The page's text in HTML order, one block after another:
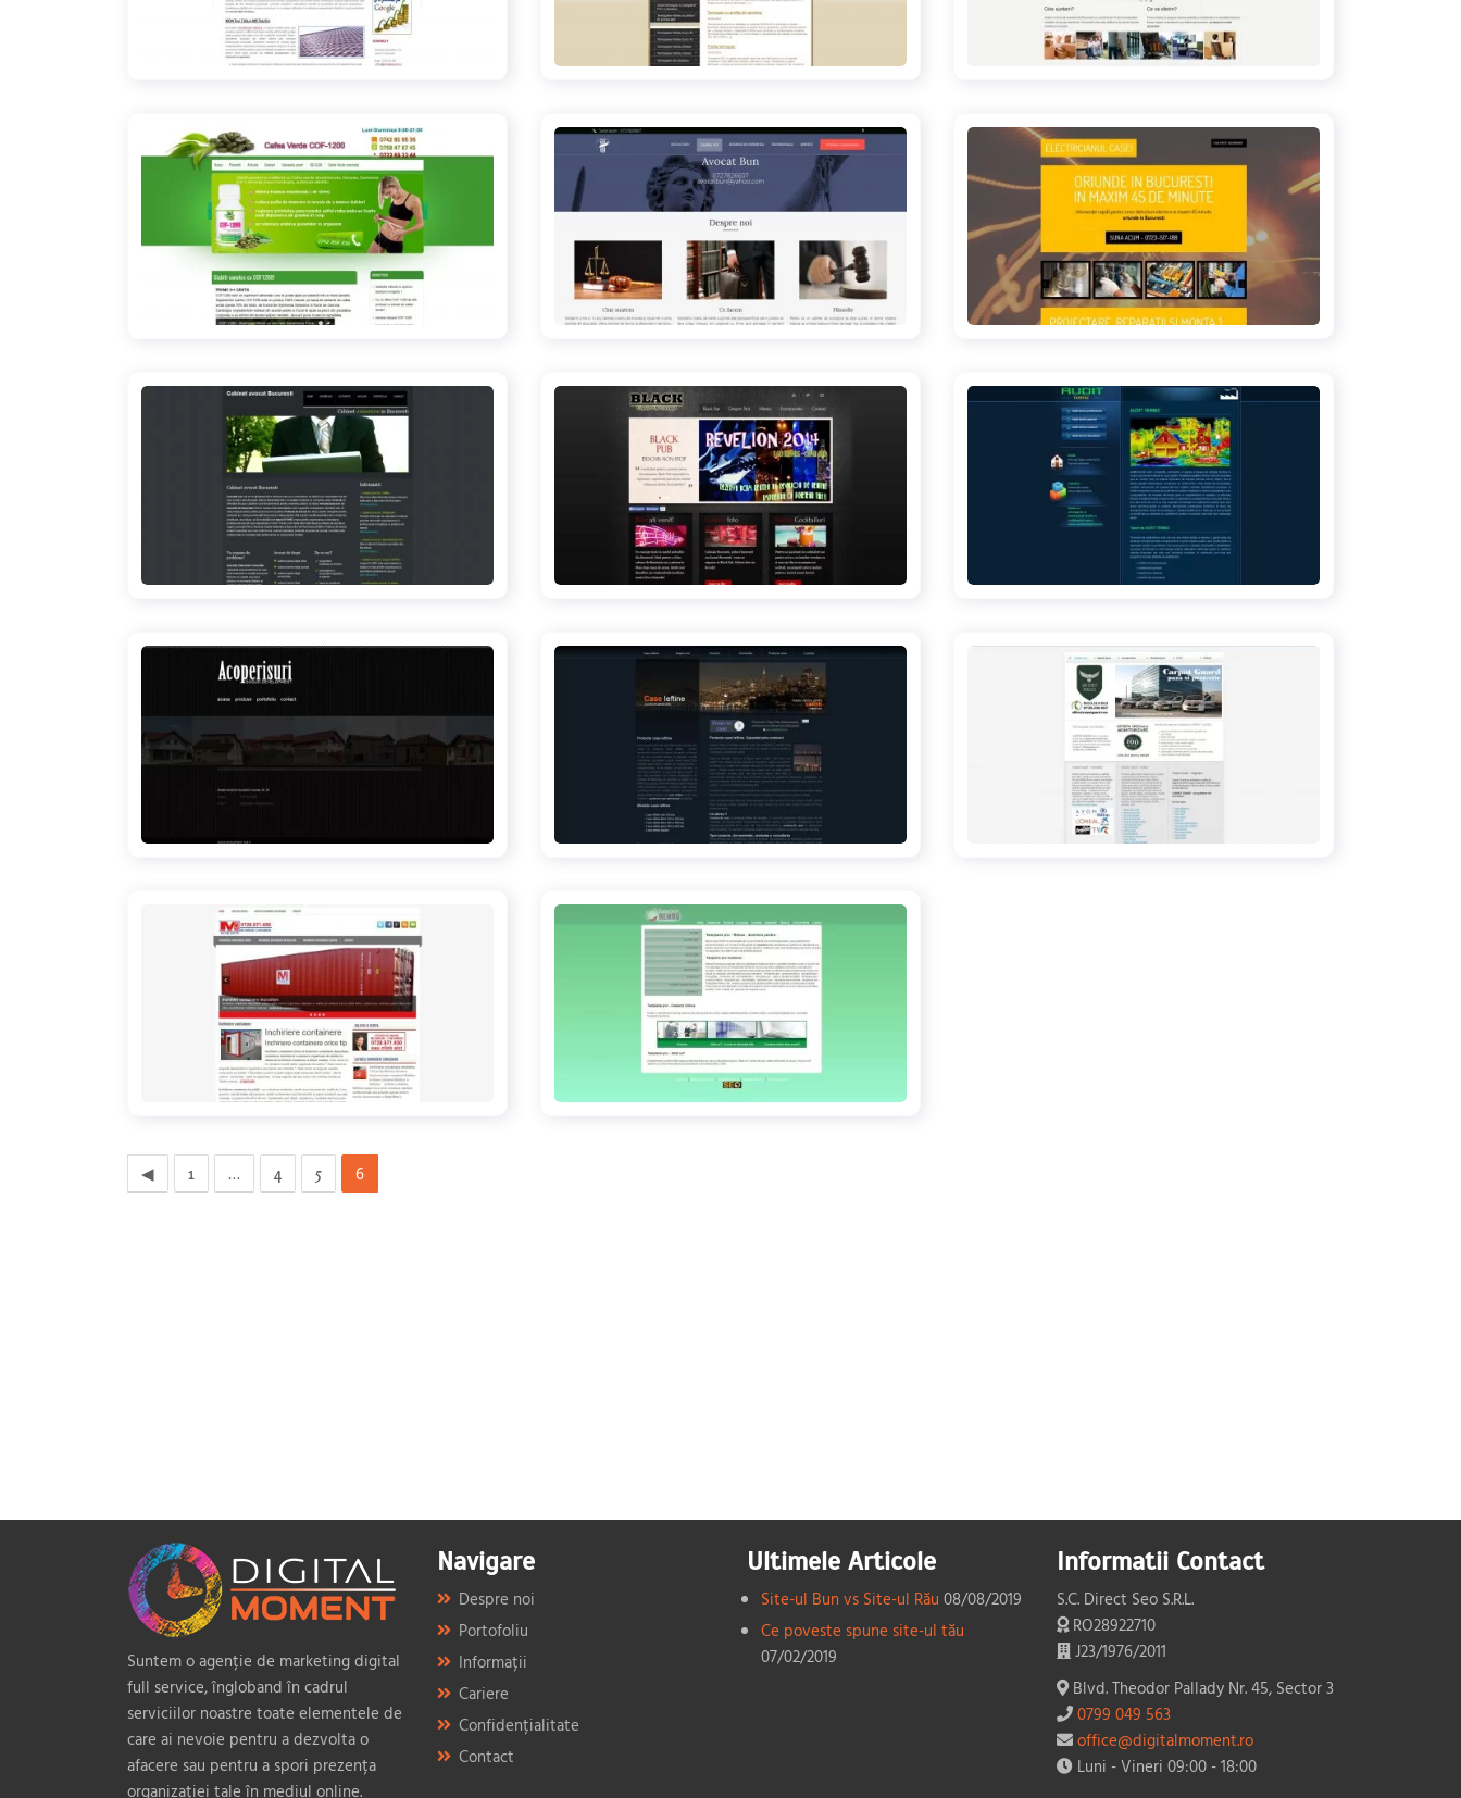
acoperisuri-montaj-tigla-metalica.ro termopan-termopane.ro expert-mutari.ro
cafea-verde-slabire.ro avocatbun.net electricianul-casei.ro
cabinet-avocat-romania.ro blackpub.ro audit-termic.ro
proiecte-case-ieftine.ro firma-paza-si-protectie.ro
inchiriere-containere.ro tamplarierehau.ro
◀ 1 … 4 5 6
Suntem o agenție de marketing digital
full service, îngloband în cadrul
serviciilor noastre toate elementele de
care ai nevoie pentru a dezvolta o
afacere sau pentru a spori prezența
organizației tale în mediul online.
Navigare
Despre noi
Portofoliu
Informații
Cariere
Confidențialitate
Contact
Ultimele Articole
Site-ul Bun vs Site-ul Rău 08/08/2019
Ce poveste spune site-ul tău
07/02/2019
Informatii Contact
S.C. Direct Seo S.R.L.
RO28922710
J23/1976/2011
Blvd. Theodor Pallady Nr. 45, Sector 3
0799 049 563
office@digitalmoment.ro
Luni - Vineri 09:00 - 18:00